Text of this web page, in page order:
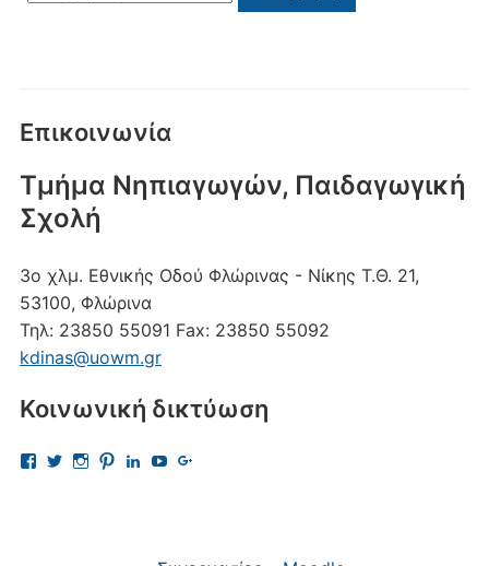
για:
Επικοινωνία
Τμήμα Νηπιαγωγών, Παιδαγωγική
Σχολή
3ο χλμ. Εθνικής Οδού Φλώρινας - Νίκης Τ.Θ. 21,
53100, Φλώρινα
Τηλ: 23850 55091 Fax: 23850 55092
kdinas@uowm.gr
Κοινωνική δικτύωση
Προβολή
Προβολή
Προβολή
Προβολή
Προβολή
Προβολή